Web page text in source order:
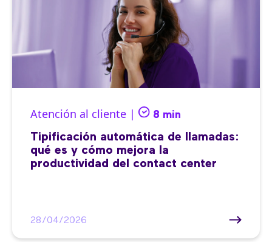
Atención al cliente | 8 min
Tipificación automática de llamadas:
qué es y cómo mejora la
productividad del contact center
28/04/2026